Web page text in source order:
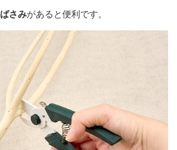
ばさみがあると便利です。